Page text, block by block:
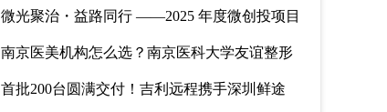
微光聚治・益路同行 ——2025 年度微创投项目
南京医美机构怎么选？南京医科大学友谊整形
首批200台圆满交付！吉利远程携手深圳鲜途